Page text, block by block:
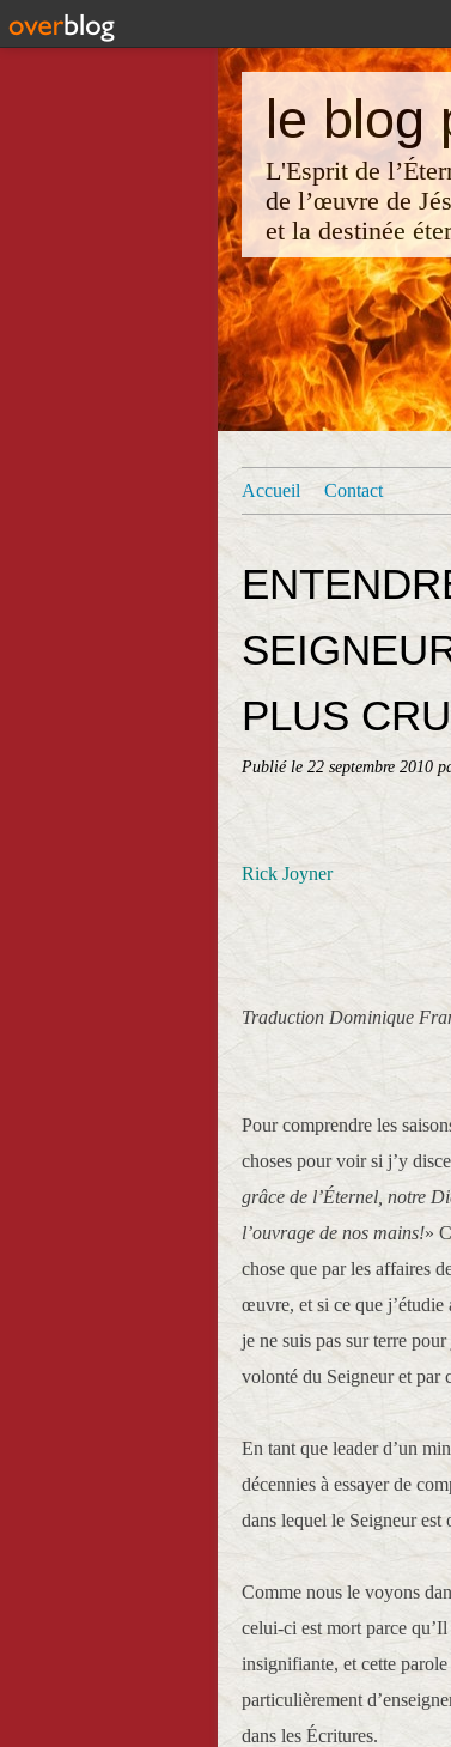
le blog
L'Esprit de
de l’œuvre de
et la destinée
Accueil Contact
PLUS
Publié le 22 septembre 2010
Rick Joyner
Traduction Dominique
Pour comprendre les
choses pour voir si j’y
grâce de l’Éternel, notre
l’ouvrage de nos mains!»
chose que par les affaires
œuvre, et si ce que j’étudie
je ne suis pas sur terre
volonté du Seigneur et par
En tant que leader d’un
décennies à essayer de
dans lequel le Seigneur
Comme nous le voyons
celui-ci est mort parce
insignifiante, et cette
particulièrement
dans les Écritures.